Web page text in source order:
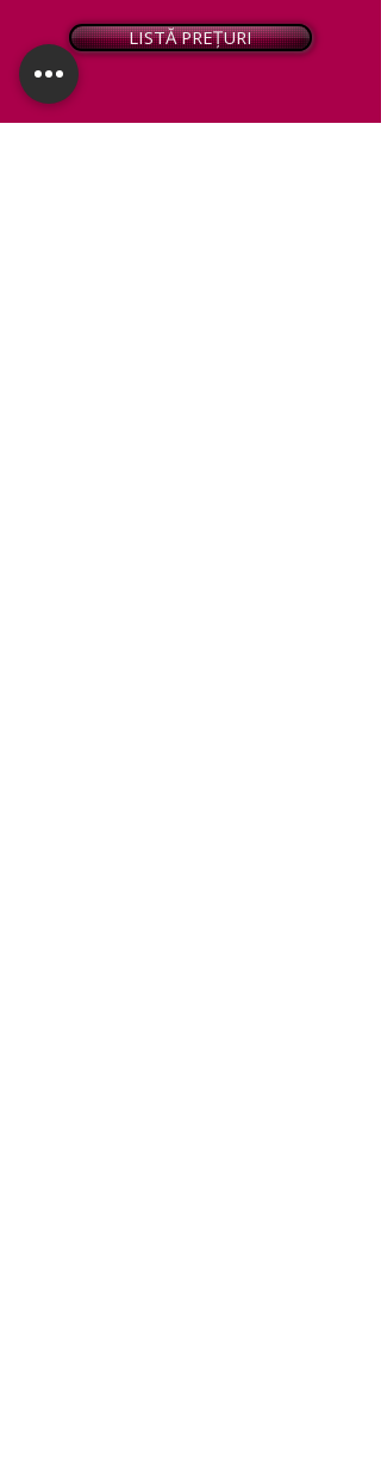
LISTĂ PREȚURI
© 2026 - Snap PhotoBooth